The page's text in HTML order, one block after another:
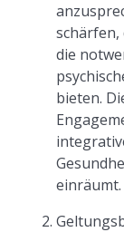
die
bieten.
einräumt.